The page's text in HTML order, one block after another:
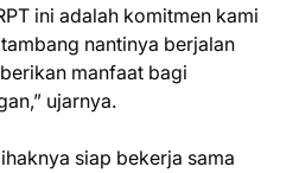
ini adalah komitmen kami
nantinya berjalan
manfaat bagi
ujarnya.
siap bekerja sama